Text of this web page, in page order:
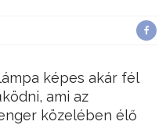
képes akár fél
ami az
közelében élő